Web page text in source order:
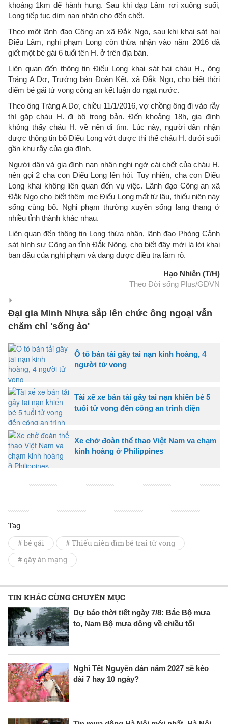
khoảng 1km để hành hung. Sau khi đạp Lâm rơi xuống suối,
Long tiếp tục dìm nạn nhân cho đến chết.
Theo một lãnh đạo Công an xã Đắk Ngo, sau khi khai sát hại
Điểu Lâm, nghi phạm Long còn thừa nhận vào năm 2016 đã
giết một bé gái 6 tuổi tên H. ở trên địa bàn.
Liên quan đến thông tin Điểu Long khai sát hại cháu H., ông
Tráng A Dơ, Trưởng bản Đoàn Kết, xã Đắk Ngo, cho biết thời
điểm bé gái tử vong công an kết luận do ngạt nước.
Theo ông Tráng A Dơ, chiều 11/1/2016, vợ chồng ông đi vào rẫy
thì gặp cháu H. đi bộ trong bản. Đến khoảng 18h, gia đình
không thấy cháu H. về nên đi tìm. Lúc này, người dân nhận
được thông tin bố Điểu Long vớt được thi thể cháu H. dưới suối
gần khu rẫy của gia đình.
Người dân và gia đình nạn nhân nghi ngờ cái chết của cháu H.
nên gọi 2 cha con Điểu Long lên hỏi. Tuy nhiên, cha con Điểu
Long khai không liên quan đến vụ việc. Lãnh đạo Công an xã
Đắk Ngo cho biết thêm mẹ Điểu Long mất từ lâu, thiếu niên này
sống cùng bố. Nghi phạm thường xuyên sống lang thang ở
nhiều tỉnh thành khác nhau.
Liên quan đến thông tin Long thừa nhận, lãnh đạo Phòng Cảnh
sát hình sự Công an tỉnh Đắk Nông, cho biết đây mới là lời khai
ban đầu của nghi phạm và đang được điều tra làm rõ.
Hạo Nhiên (T/H)
Theo Đời sống Plus/GĐVN
Đại gia Minh Nhựa sắp lên chức ông ngoại vẫn
chăm chỉ 'sống ảo'
Ô tô bán tải gây tai nạn kinh hoàng, 4
người tử vong
Tài xế xe bán tải gây tai nạn khiến bé 5
tuổi tử vong đến công an trình diện
Xe chở đoàn thể thao Việt Nam va chạm
kinh hoàng ở Philippines
Tag
# bé gái
# Thiếu niên dìm bé trai tử vong
# gây án mạng
TIN KHÁC CÙNG CHUYÊN MỤC
Dự báo thời tiết ngày 7/8: Bắc Bộ mưa
to, Nam Bộ mưa dông về chiều tối
Nghỉ Tết Nguyên đán năm 2027 sẽ kéo
dài 7 hay 10 ngày?